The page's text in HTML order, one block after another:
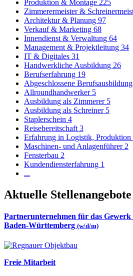
Produktion & Montage 225
Zimmerermeister &
Architektur & Planung 97
Verkauf & Marketing 68
Innendienst & Verwaltung 64
Management & Projektleitung 34
IT & Digitales 31
Handwerkliche Ausbildung 26
Berufserfahrung 19
Abgeschlossene Berufsausbildung
Allroundhandwerker 5
Ausbildung als Zimmerer 5
Ausbildung als Schreiner 5
Staplerschein 4
Reisebereitschaft 3
Erfahrung in Logistik, Produktion
Maschinen- und Anlagenführer 2
Fensterbau 2
Kundendiensterfahrung 1
...
Aktuelle Stellenangebote
Partnerunternehmen für das
Baden-Württemberg (w/d/m)
Freie Mitarbeit